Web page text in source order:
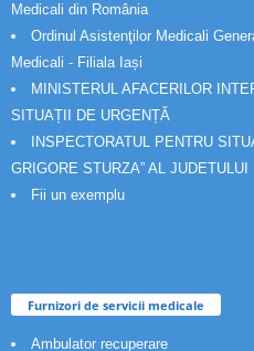
Medicali din România
Ordinul Asistenţilor Medicali
Medicali - Filiala Iași
MINISTERUL AFACERILOR
SITUAȚII DE URGENȚĂ
INSPECTORATUL PENTRU
GRIGORE STURZA” AL
Fii un exemplu
Furnizori de servicii medicale
Ambulator recuperare